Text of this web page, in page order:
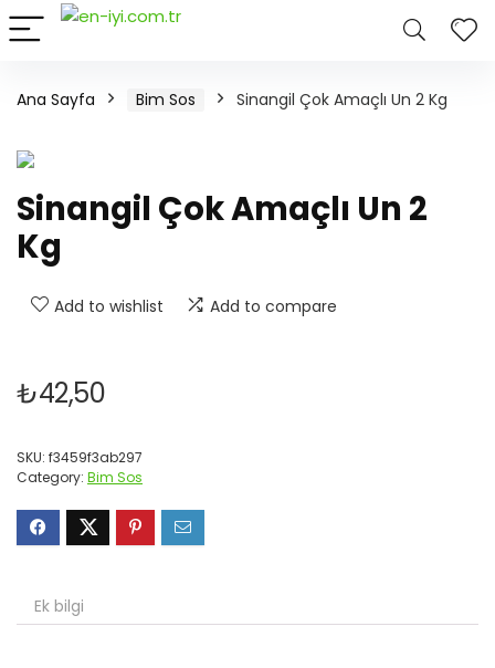
Ana Sayfa Bim Sos Sinangil Çok Amaçlı Un 2 Kg
Sinangil Çok Amaçlı Un 2
Kg
Add to wishlist Add to compare
₺42,50
SKU: f3459f3ab297
Category: Bim Sos
Ek bilgi